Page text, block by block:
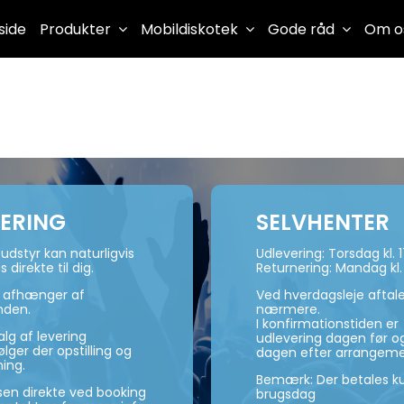
Produkter Mobildiskotek Gode råd Om
kan naturligvis
direkte til dig.
afhænger af
af levering
der opstilling og
direkte ved booking
SELVHENTER
Udlevering: Torsdag kl.
Returnering: Mandag kl.
Ved hverdagsleje
nærmere.
I konfirmationstiden er
udlevering dagen før
dagen efter
Bemærk: Der betales
brugsdag